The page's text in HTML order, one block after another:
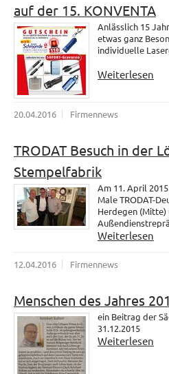
auf der 15. KONVENTA
Anlässlich 15
etwas ganz
individuelle
Weiterlesen
20.04.2016 Firmennews
TRODAT Besuch in der
Stempelfabrik
Am 11. April
Male TRODAT-
Herdegen (Mitte)
Weiterlesen
12.04.2016 Firmennews
Menschen des Jahres
ein Beitrag der
31.12.2015
Weiterlesen